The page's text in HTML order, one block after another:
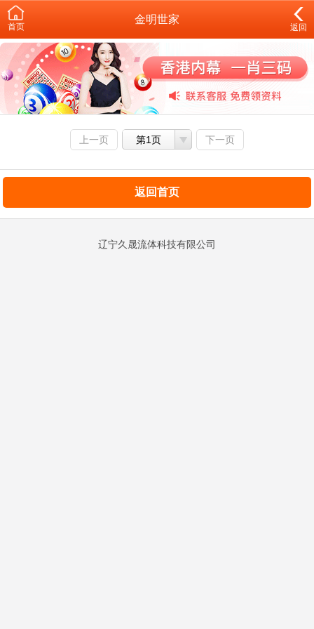
首页
金明世家
返回
上一页 第1页 下一页
返回首页
辽宁久晟流体科技有限公司